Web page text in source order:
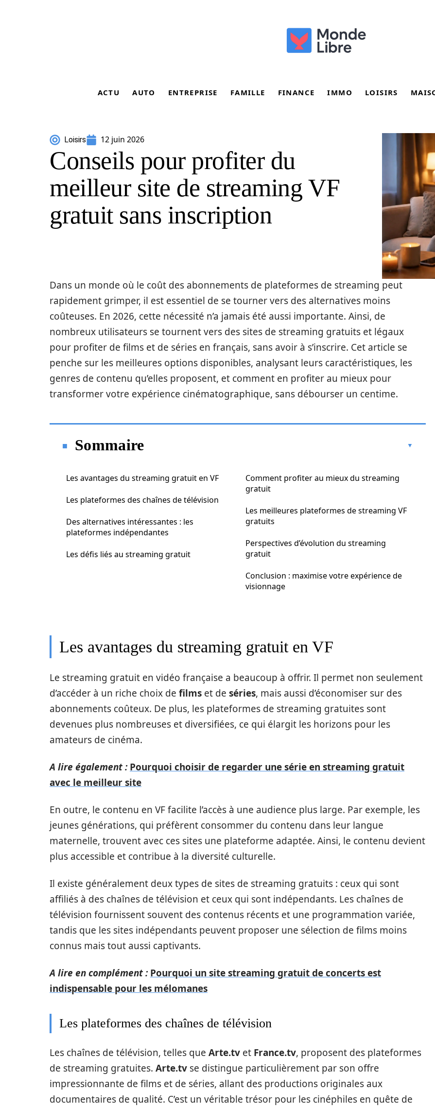
ACTU AUTO ENTREPRISE FAMILLE FINANCE IMMO LOISIRS
Loisirs 12 juin 2026
Conseils pour profiter du
meilleur site de streaming VF
gratuit sans inscription
Dans un monde où le coût des abonnements de plateformes de streaming peut
rapidement grimper, il est essentiel de se tourner vers des alternatives moins
coûteuses. En 2026, cette nécessité n’a jamais été aussi importante. Ainsi, de
nombreux utilisateurs se tournent vers des sites de streaming gratuits et légaux
pour profiter de films et de séries en français, sans avoir à s’inscrire. Cet article se
penche sur les meilleures options disponibles, analysant leurs caractéristiques, les
genres de contenu qu’elles proposent, et comment en profiter au mieux pour
transformer votre expérience cinématographique, sans débourser un centime.
Sommaire
Les avantages du streaming gratuit en VF
Les plateformes des chaînes de télévision
Des alternatives intéressantes : les
plateformes indépendantes
Les défis liés au streaming gratuit
Comment profiter au mieux du streaming
gratuit
Les meilleures plateformes de streaming VF
gratuits
Perspectives d’évolution du streaming
gratuit
Conclusion : maximise votre expérience de
visionnage
Les avantages du streaming gratuit en VF
Le streaming gratuit en vidéo française a beaucoup à offrir. Il permet non seulement
d’accéder à un riche choix de films et de séries, mais aussi d’économiser sur des
abonnements coûteux. De plus, les plateformes de streaming gratuites sont
devenues plus nombreuses et diversifiées, ce qui élargit les horizons pour les
amateurs de cinéma.
A lire également : Pourquoi choisir de regarder une série en streaming gratuit
avec le meilleur site
En outre, le contenu en VF facilite l’accès à une audience plus large. Par exemple, les
jeunes générations, qui préfèrent consommer du contenu dans leur langue
maternelle, trouvent avec ces sites une plateforme adaptée. Ainsi, le contenu devient
plus accessible et contribue à la diversité culturelle.
Il existe généralement deux types de sites de streaming gratuits : ceux qui sont
affiliés à des chaînes de télévision et ceux qui sont indépendants. Les chaînes de
télévision fournissent souvent des contenus récents et une programmation variée,
tandis que les sites indépendants peuvent proposer une sélection de films moins
connus mais tout aussi captivants.
A lire en complément : Pourquoi un site streaming gratuit de concerts est
indispensable pour les mélomanes
Les plateformes des chaînes de télévision
Les chaînes de télévision, telles que Arte.tv et France.tv, proposent des plateformes
de streaming gratuites. Arte.tv se distingue particulièrement par son offre
impressionnante de films et de séries, allant des productions originales aux
documentaires de qualité. C’est un véritable trésor pour les cinéphiles en quête de